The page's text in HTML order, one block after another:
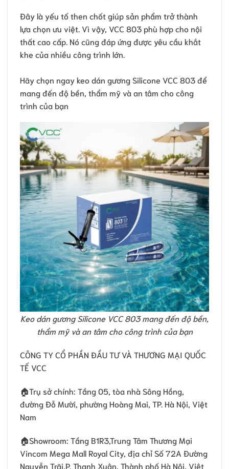
Đây là yếu tố then chốt giúp sản phẩm trở thành
lựa chọn ưu việt. Vì vậy, VCC 803 phù hợp cho nội
thất cao cấp. Nó cũng đáp ứng được yêu cầu khắt
khe của nhiều công trình lớn.
Hãy chọn ngay keo dán gương Silicone VCC 803 để
mang đến độ bền, thẩm mỹ và an tâm cho công
trình của bạn
Keo dán gương Silicone VCC 803 mang đến độ bền,
thẩm mỹ và an tâm cho công trình của bạn
CÔNG TY CỔ PHẦN ĐẦU TƯ VÀ THƯƠNG MẠI QUỐC
TẾ VCC
🏠Trụ sở chính: Tầng 05, tòa nhà Sông Hồng,
đường Đỗ Mười, phường Hoàng Mai, TP. Hà Nội, Việt
Nam
🏠Showroom: Tầng B1R3,Trung Tâm Thương Mại
Vincom Mega Mall Royal City, địa chỉ Số 72A Đường
Nguyễn Trãi,P. Thanh Xuân, Thành phố Hà Nội, Việt